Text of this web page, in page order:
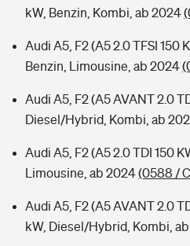
kW, Benzin, Kombi, ab 2024
Audi A5, F2 (A5 2.0 TFSI 150
Benzin, Limousine, ab 2024
Audi A5, F2 (A5 AVANT 2.0
Diesel/Hybrid, Kombi, ab
Audi A5, F2 (A5 2.0 TDI 150
Limousine, ab 2024(0588 /
Audi A5, F2 (A5 AVANT 2.0
kW, Diesel/Hybrid, Kombi,